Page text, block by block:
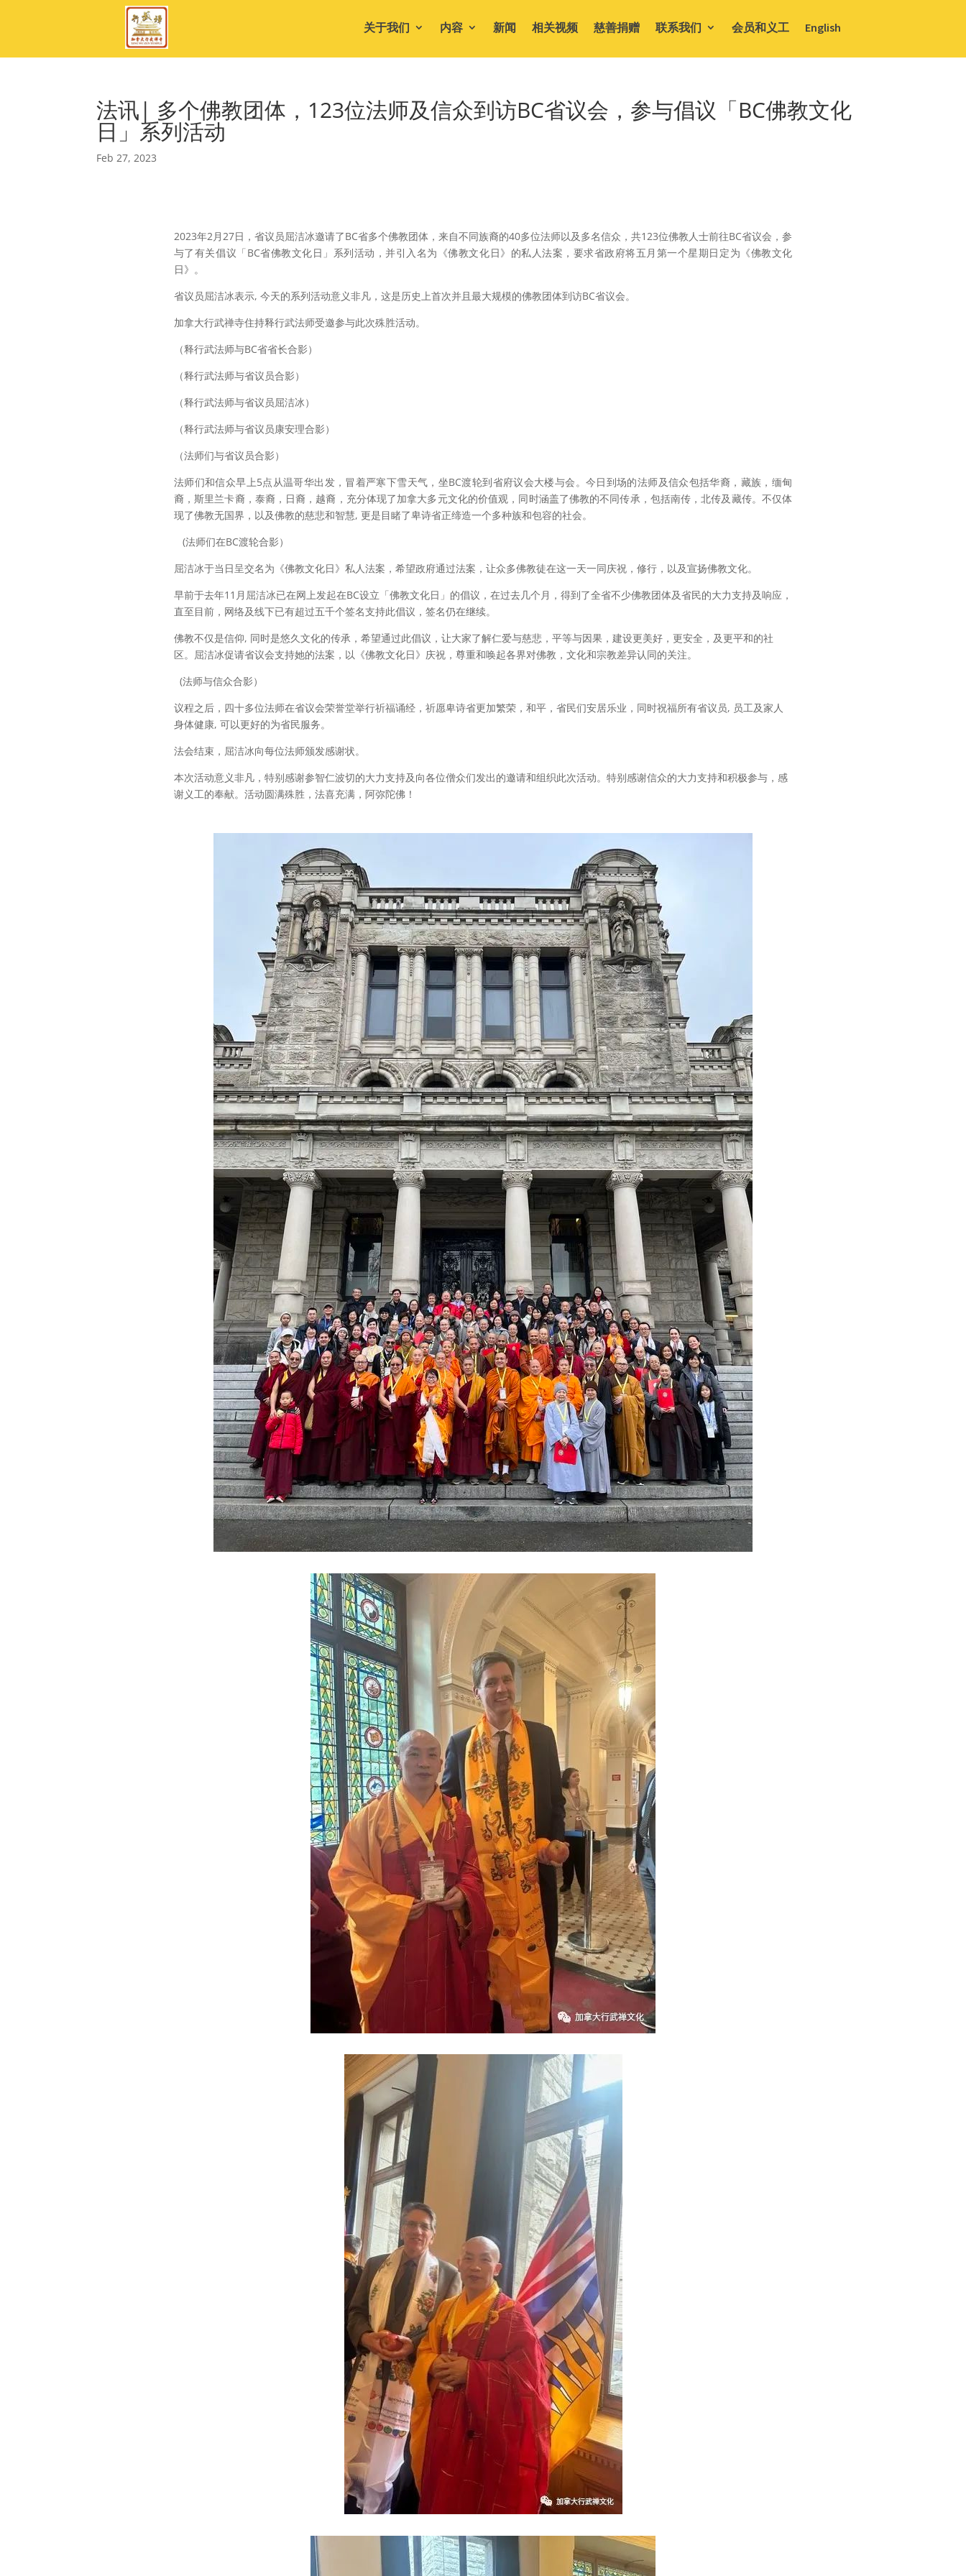
关于我们 内容 新闻 相关视频 慈善捐赠 联系我们 会员和义工 English
法讯| 多个佛教团体，123位法师及信众到访BC省议会，参与倡议「BC佛教文化
日」系列活动
Feb 27, 2023
2023年2月27日， 省议员屈洁冰邀请了BC省多个佛教团体，来自不同族裔的40多位法师以及多名信众，共123位佛教人士前往BC省议会，参
与了有关倡议「BC省佛教文化日」系列活动，并引入名为《佛教文化日》的私人法案 ，要求省政府将五月第一个星期日 定为《佛教文化
日》。
省议员屈洁冰表示, 今天的系列活动意义非凡，这是历史上首次并且最大规模的佛教团体到访BC省议会。
加拿大行武禅寺住持释行武法师受邀参与此次殊胜活动。
（释行武法师与BC省省长合影）
（释行武法师与省议员合影）
（释行武法师与省议员屈洁冰）
（释行武法师与省议员康安理合影）
（法师们与省议员合影）
法师们和信众早上5点从温哥华出发，冒着严寒下雪天气，坐BC渡轮到省府议会大楼与会。今日到场的法师及信众包括华裔，藏族，缅甸
裔，斯里兰卡裔，泰裔，日裔，越裔，充分体现了加拿大多元文化的价值观，同时涵盖了佛教的不同传承，包括南传，北传及藏传。不仅体
现了佛教无国界，以及佛教的慈悲和智慧, 更是目睹了卑诗省正缔造一个多种族和包容的社会。
(法师们在BC渡轮合影）
屈洁冰于当日呈交名为《佛教文化日》私人法案，希望政府通过法案，让众多佛教徒在这一天一同庆祝，修行，以及宣扬佛教文化。
早前于去年11月屈洁冰已在网上发起在BC设立「佛教文化日」的倡议，在过去几个月，得到了全省不少佛教团体及省民的大力支持及响应，
直至目前，网络及线下已有超过五千个签名支持此倡议 ，签名仍在继续。
佛教不仅是信仰, 同时是悠久文化的传承，希望通过此倡议，让大家了解仁爱与慈悲，平等与因果，建设更美好，更安全，及更平和的社
区。屈洁冰促请省议会支持她的法案，以《佛教文化日》庆祝，尊重和唤起各界对佛教，文化和宗教差异认同的关注。
(法师与信众合影）
议程之后，四十多位法师在省议会荣誉堂举行祈福诵经，祈愿卑诗省更加繁荣，和平，省民们安居乐业，同时祝福所有省议员, 员工及家人
身体健康, 可以更好的为省民服务。
法会结束，屈洁冰向每位法师颁发感谢状。
本次活动意义非凡，特别感谢参智仁波切的大力支持及向各位僧众们发出的邀请和组织此次活动。特别感谢信众的大力支持和积极参与，感
谢义工的奉献。活动圆满殊胜，法喜充满，阿弥陀佛！